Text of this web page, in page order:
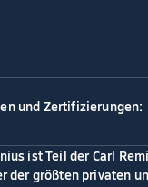
und Zertifizierungen:
ist Teil der Carl
der größten privaten